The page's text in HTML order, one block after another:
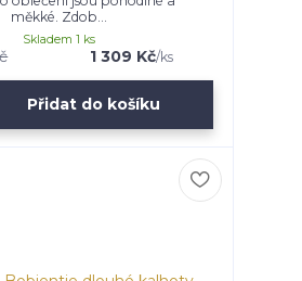
měkké. Zdob...
1 309 Kč/ks
Skladem 1 ks
Přidat do košíku